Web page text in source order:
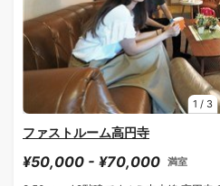
1 / 3
ファストルーム高円寺
¥50,000 - ¥70,000 満室